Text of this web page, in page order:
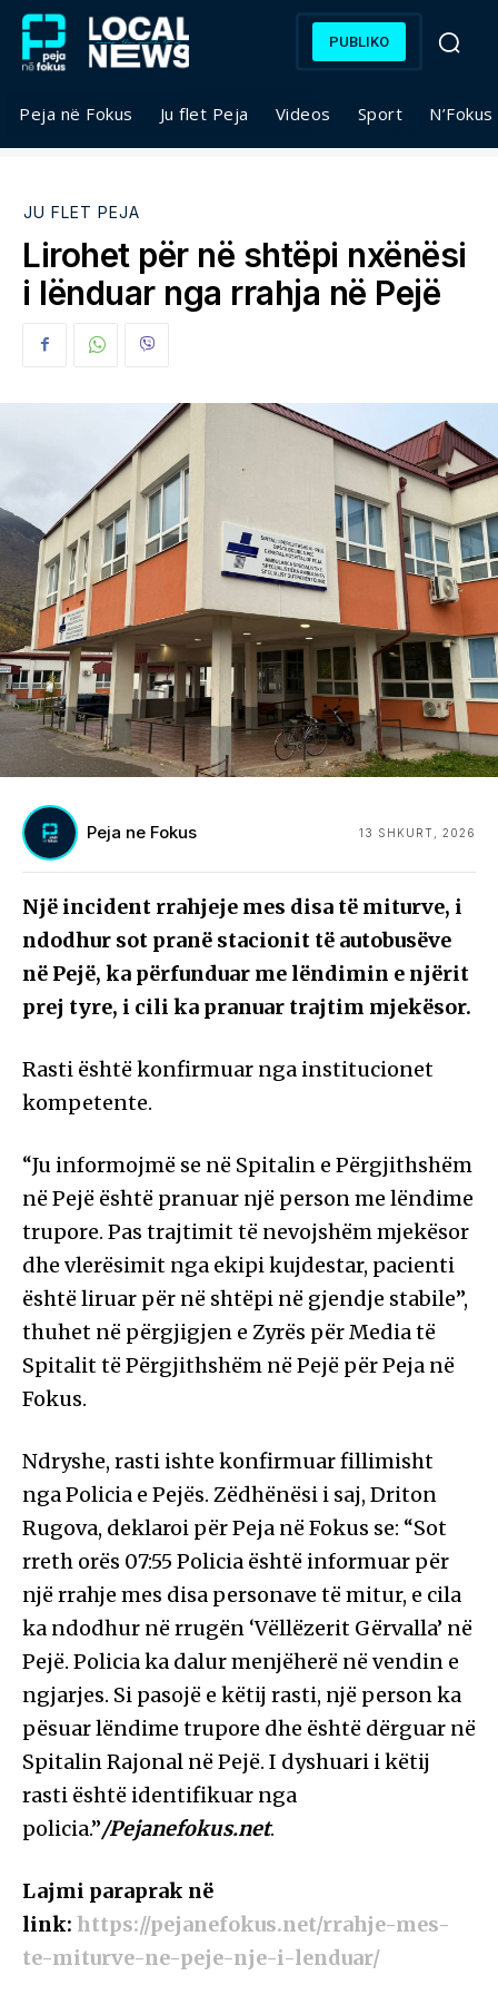
PUBLIKO
Peja në Fokus Ju flet Peja Videos Sport
JU FLET PEJA
Lirohet për në shtëpi nxënësi
i lënduar nga rrahja në Pejë
Peja ne Fokus 13 SHKURT, 2026
Një incident rrahjeje mes disa të miturve, i
ndodhur sot pranë stacionit të autobusëve
në Pejë, ka përfunduar me lëndimin e njërit
prej tyre, i cili ka pranuar trajtim mjekësor.
Rasti është konfirmuar nga institucionet
kompetente.
“Ju informojmë se në Spitalin e Përgjithshëm
në Pejë është pranuar një person me lëndime
trupore. Pas trajtimit të nevojshëm mjekësor
dhe vlerësimit nga ekipi kujdestar, pacienti
është liruar për në shtëpi në gjendje stabile”,
thuhet në përgjigjen e Zyrës për Media të
Spitalit të Përgjithshëm në Pejë për Peja në
Fokus.
Ndryshe, rasti ishte konfirmuar fillimisht
nga Policia e Pejës. Zëdhënësi i saj, Driton
Rugova, deklaroi për Peja në Fokus se: “Sot
rreth orës 07:55 Policia është informuar për
një rrahje mes disa personave të mitur, e cila
ka ndodhur në rrugën ‘Vëllëzerit Gërvalla’ në
Pejë. Policia ka dalur menjëherë në vendin e
ngjarjes. Si pasojë e këtij rasti, një person ka
pësuar lëndime trupore dhe është dërguar në
Spitalin Rajonal në Pejë. I dyshuari i këtij
rasti është identifikuar nga
policia.”/Pejanefokus.net.
Lajmi paraprak në
link: https://pejanefokus.net/rrahje-mes-
te-miturve-ne-peje-nje-i-lenduar/